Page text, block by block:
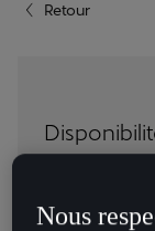
Retour
Nous